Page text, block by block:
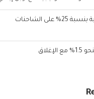
ترامب يفرض رسوم جمركية بنسبة 25% على الشاحنات